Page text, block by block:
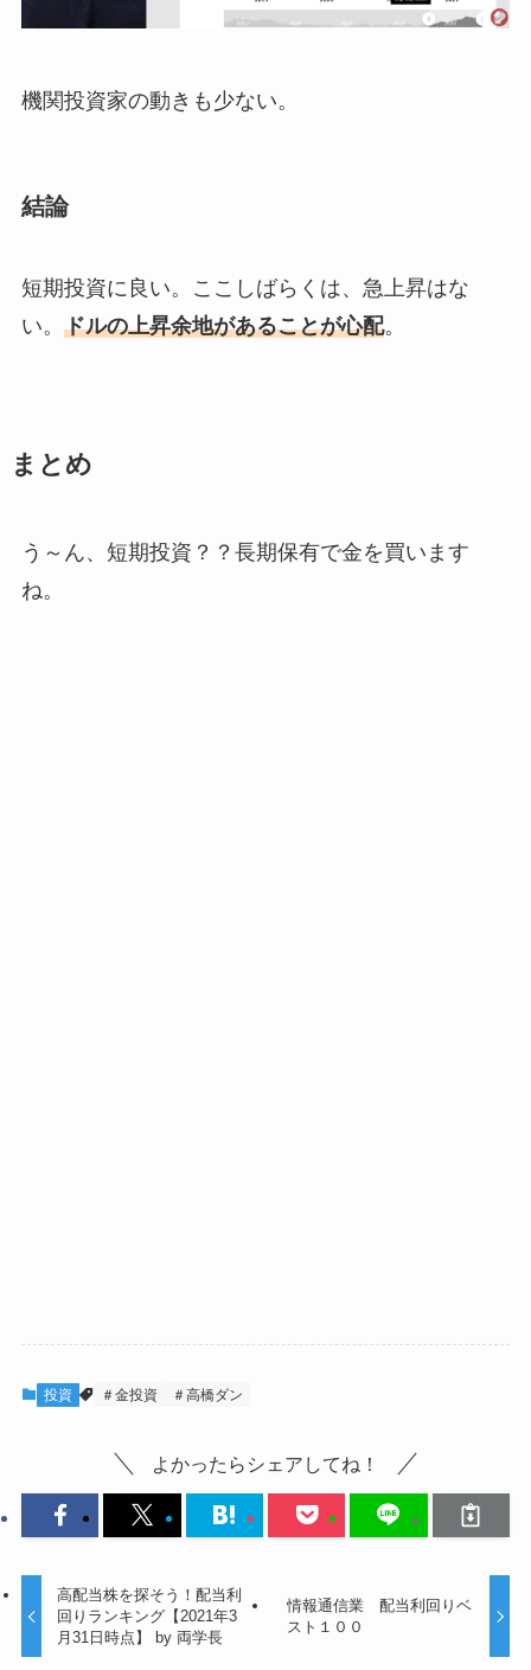
機関投資家の動きも少ない。
結論
短期投資に良い。ここしばらくは、急上昇はな
い。 ドルの上昇余地があることが心配。
まとめ
う～ん、短期投資？？長期保有で金を買います
ね。
投資 ＃金投資 ＃高橋ダン
よかったらシェアしてね！
高配当株を探そう！配当利
回りランキング【2021年3
月31日時点】 by 両学長
情報通信業 配当利回りベ
スト１００